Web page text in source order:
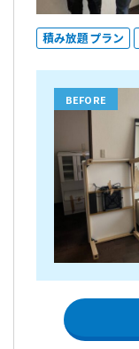
積み放題プラン
BEFORE